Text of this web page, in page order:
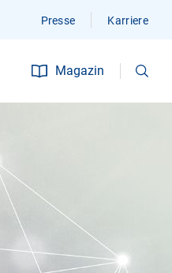
Presse Karriere
Magazin